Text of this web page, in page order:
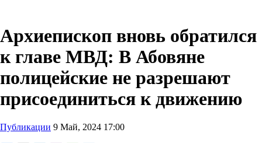
Архиепископ вновь обратился
к главе МВД: В Абовяне
полицейские не разрешают
присоединиться к движению
Публикации 9 Май, 2024 17:00